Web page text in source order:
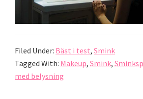
Filed Under: Bäst i test, Smink
Tagged With: Makeup, Smink,
med belysning